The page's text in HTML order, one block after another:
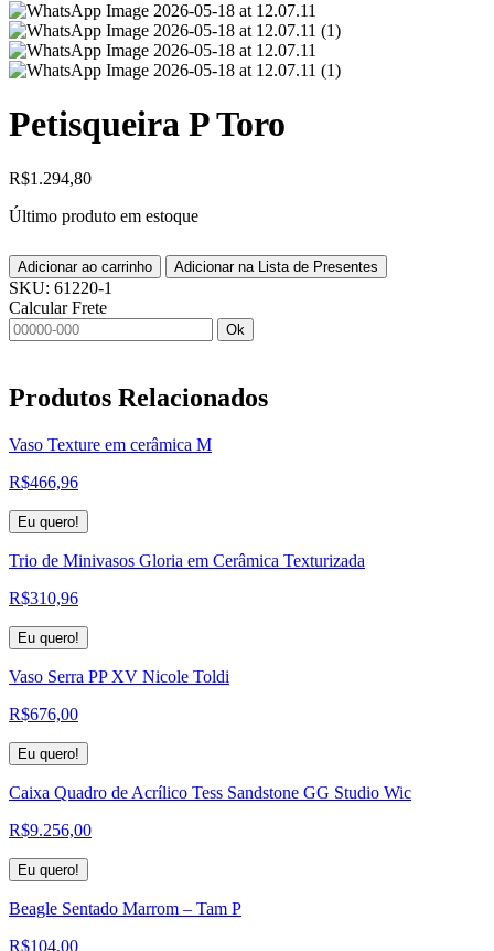
Petisqueira P Toro
R$1.294,80
Último produto em estoque
Adicionar ao carrinho Adicionar na Lista de Presentes
SKU: 61220-1
Calcular Frete
Ok
Produtos Relacionados
Vaso Texture em cerâmica M
R$466,96
Eu quero!
Trio de Minivasos Gloria em Cerâmica Texturizada
R$310,96
Eu quero!
Vaso Serra PP XV Nicole Toldi
R$676,00
Eu quero!
Caixa Quadro de Acrílico Tess Sandstone GG Studio Wic
R$9.256,00
Eu quero!
Beagle Sentado Marrom – Tam P
R$104,00